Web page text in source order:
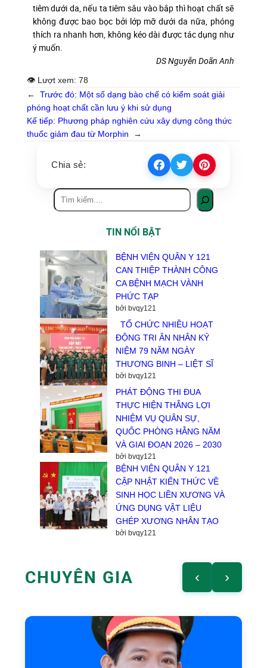
tiêm dưới da, nếu ta tiêm sâu vào bắp thì hoạt chất sẽ
không được bao bọc bởi lớp mỡ dưới da nữa, phóng
thích ra nhanh hơn, không kéo dài được tác dụng như
ý muốn.
DS Nguyễn Doãn Anh
👁 Lượt xem: 78
←
Trước đó: Một số dạng bào chế có kiểm soát giải
phóng hoạt chất cần lưu ý khi sử dụng
Kế tiếp: Phương pháp nghiên cứu xây dựng công thức
thuốc giảm đau từ Morphin
→
Chia sẻ:
TIN NỔI BẬT
BỆNH VIỆN QUÂN Y 121
CAN THIỆP THÀNH CÔNG
CA BỆNH MẠCH VÀNH
PHỨC TẠP
bởi bvqy121
TỔ CHỨC NHIỀU HOẠT
ĐỘNG TRI ÂN NHÂN KỶ
NIỆM 79 NĂM NGÀY
THƯƠNG BINH – LIỆT SĨ
bởi bvqy121
PHÁT ĐỘNG THI ĐUA
THỰC HIỆN THẮNG LỢI
NHIỆM VỤ QUÂN SỰ,
QUỐC PHÒNG HẰNG NĂM
VÀ GIAI ĐOẠN 2026 – 2030
bởi bvqy121
BỆNH VIỆN QUÂN Y 121
CẬP NHẬT KIẾN THỨC VỀ
SINH HỌC LIỀN XƯƠNG VÀ
ỨNG DỤNG VẬT LIỆU
GHÉP XƯƠNG NHÂN TẠO
bởi bvqy121
CHUYÊN GIA ‹ ›